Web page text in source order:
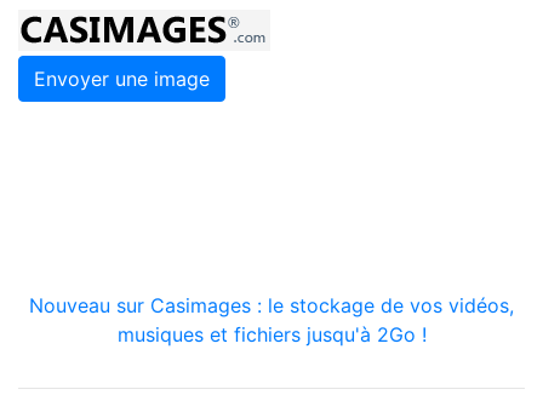
Envoyer une image
Nouveau sur Casimages : le stockage de vos vidéos,
musiques et fichiers jusqu'à 2Go !